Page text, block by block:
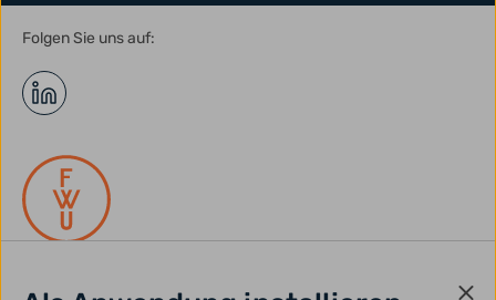
Folgen Sie uns auf: